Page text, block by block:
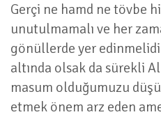
Gerçi ne hamd ne tövbe
unutulmamalı ve her
gönüllerde yer
altında olsak da sürekli
masum olduğumuzu
etmek önem arz eden